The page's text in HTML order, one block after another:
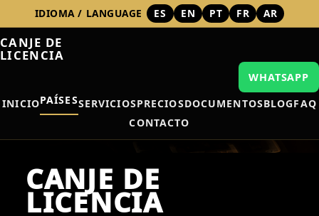
IDIOMA / LANGUAGE ES EN PT FR AR
CANJE DE
LICENCIA
INICIOPAÍSESSERVICIOSPRECIOSDOCUMENTOSBLOGFAQ
CONTACTO
WHATSAPP